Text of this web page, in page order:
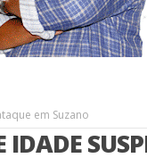
em Suzano